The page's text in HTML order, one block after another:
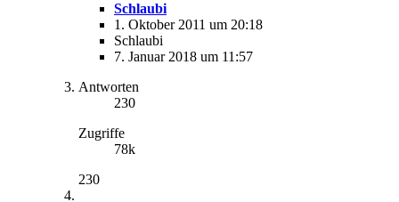
Schlaubi
1. Oktober 2011 um 20:18
Schlaubi
7. Januar 2018 um 11:57
Antworten
230
Zugriffe
78k
230